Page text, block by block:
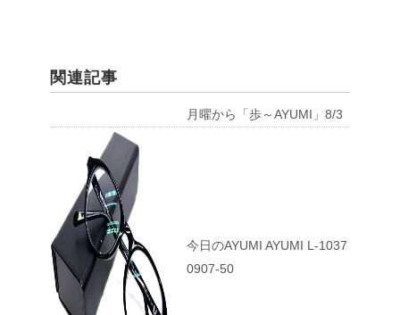
関連記事
月曜から「歩～AYUMI」8/3
今日のAYUMI AYUMI L-1037
0907-50